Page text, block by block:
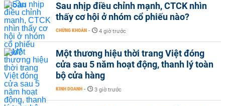
Sau nhịp điều chỉnh mạnh, CTCK nhìn
thấy cơ hội ở nhóm cổ phiếu nào?
CHỨNG KHOÁN - 4 giờ trước
Một thương hiệu thời trang Việt đóng
cửa sau 5 năm hoạt động, thanh lý toàn
bộ cửa hàng
KINH DOANH - 3 giờ trước